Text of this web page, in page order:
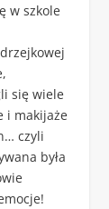
w szkole
się wiele
i makijaże
czyli
była